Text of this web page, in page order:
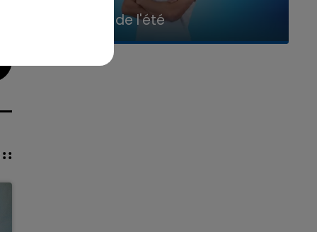
La Team de l'été